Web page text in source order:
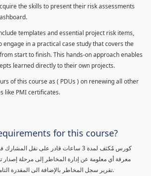
the skills to present their risk assessments
templates and essential project risk items,
in a practical case study that covers the
start to finish. This hands-on approach enables
learned directly to their own projects.
of this course as ( PDUs ) on renewing all other
like PMI certificates.
for this course?
كورس مٌكثف لمدة 3 ساعات قادر على نقل
معرفة أي معلومة عن إدارة المخاطر إلى مرحلة إصدار
تقرير سجل المخاطر بالإضافة الى المقدرة التامية لإدارة مخاطر المشاريع.